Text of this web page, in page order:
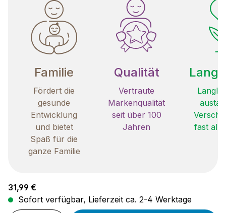
Familie
Fördert die
gesunde
Entwicklung
und bietet
Spaß für die
ganze Familie
Qualität
Vertraute
Markenqualität
seit über 100
Jahren
fast
Regulärer Preis:
31,99 €
Sofort verfügbar, Lieferzeit ca. 2-4 Werktage